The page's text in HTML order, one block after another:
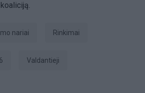
nariai Rinkimai
valdantieji